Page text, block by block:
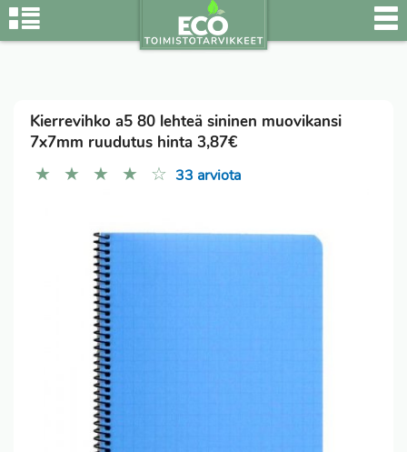
Kierrevihko a5 80 lehteä sininen muovikansi
7x7mm ruudutus hinta 3,87€
★ ★ ★ ★ ☆ 33 arviota